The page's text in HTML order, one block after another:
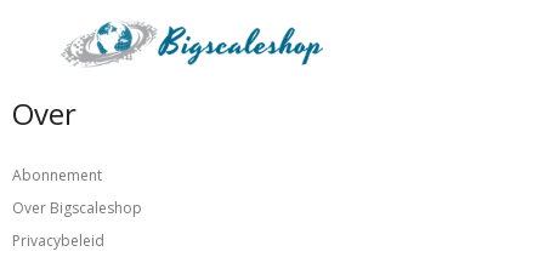
Over
Abonnement
Over Bigscaleshop
Privacybeleid